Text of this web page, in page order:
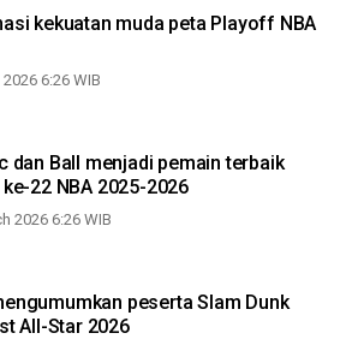
kekuatan muda peta Playoff NBA
6:26 WIB
dan Ball menjadi pemain terbaik
22 NBA 2025-2026
2026 6:26 WIB
peserta Slam Dunk
All-Star 2026